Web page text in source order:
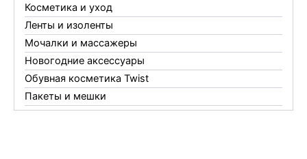
Косметика и уход
Ленты и изоленты
Мочалки и массажеры
Новогодние аксессуары
Обувная косметика Twist
Пакеты и мешки
Перчатки